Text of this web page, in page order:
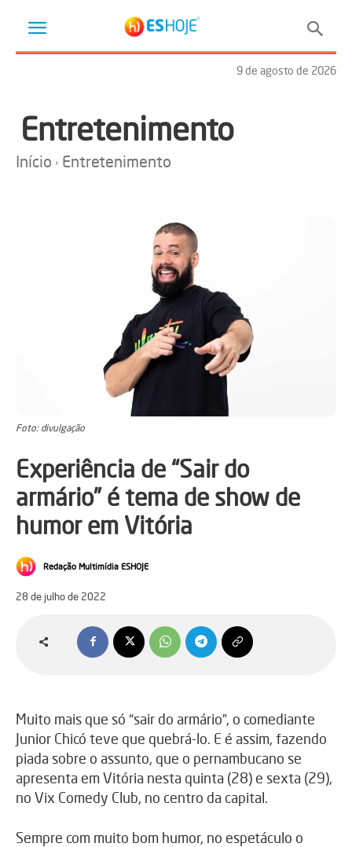
9 de agosto de 2026
Entretenimento
Início Entretenimento
Foto: divulgação
Experiência de “Sair do
armário” é tema de show de
humor em Vitória
Redação Multimídia ESHOJE
28 de julho de 2022
Muito mais que só “sair do armário”, o comediante
Junior Chicó teve que quebrá-lo. E é assim, fazendo
piada sobre o assunto, que o pernambucano se
apresenta em Vitória nesta quinta (28) e sexta (29),
no Vix Comedy Club, no centro da capital.
Sempre com muito bom humor, no espetáculo o